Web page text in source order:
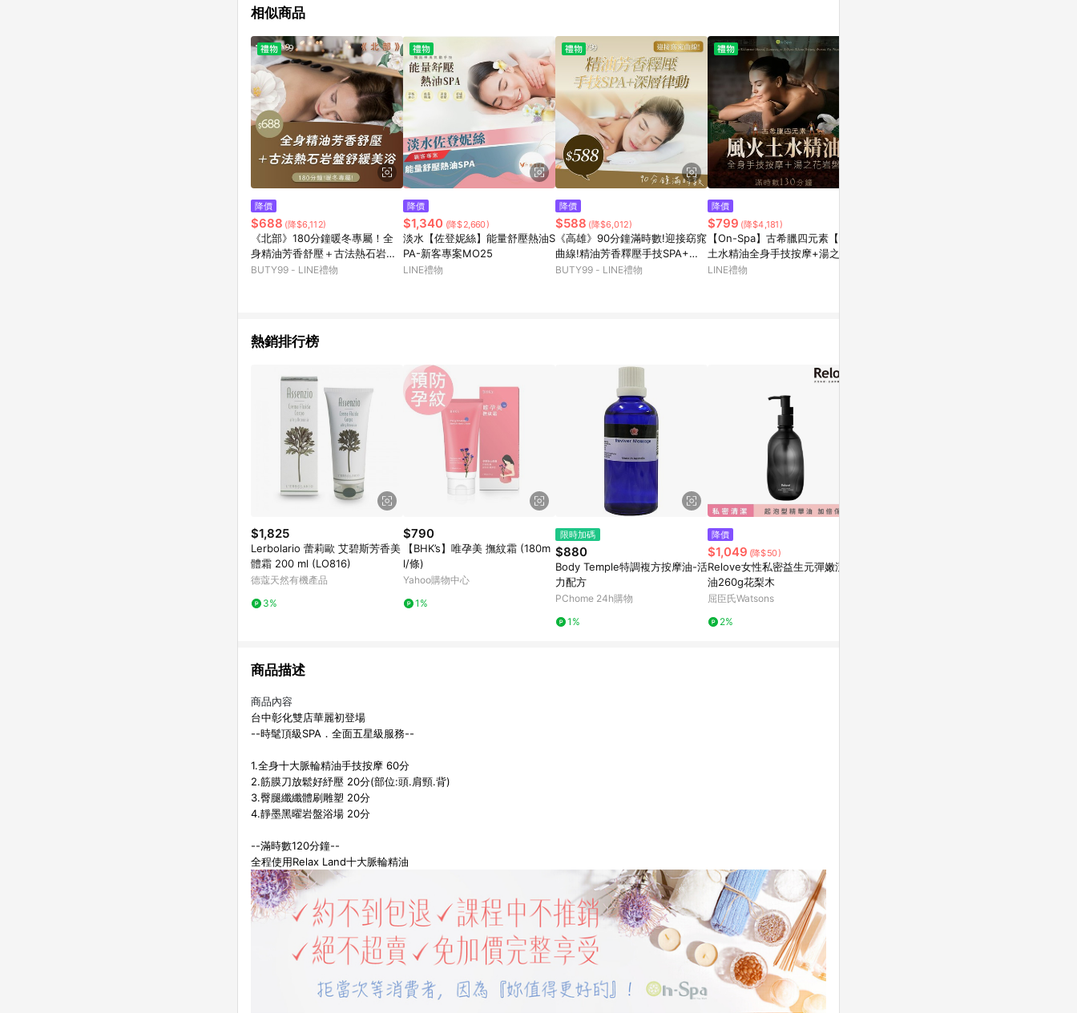
相似商品
降價
$688 (降$6,112)
《北部》180分鐘暖冬專屬！全
身精油芳香舒壓＋古法熱石岩盤
舒緩美浴,688元
BUTY99 - LINE禮物
降價
$1,340 (降$2,660)
淡水【佐登妮絲】能量舒壓熱油S
PA-新客專案MO25
LINE禮物
降價
$588 (降$6,012)
《高雄》90分鐘滿時數!迎接窈窕
曲線!精油芳香釋壓手技SPA+深
層律動,588元
BUTY99 - LINE禮物
降價
$799 (降$4,181)
【On-Spa】古希臘四元素【風火
土水精油全身手技按摩+湯之花
岩盤】滿時數130分鐘799元(彰
LINE禮物
熱銷排行榜
$1,825
Lerbolario 蕾莉歐 艾碧斯芳香美
體霜 200 ml (LO816)
德蔻天然有機產品
3%
$790
【BHK’s】唯孕美 撫紋霜 (180m
l/條)
Yahoo購物中心
1%
限時加碼
$880
Body Temple特調複方按摩油-活
力配方
PChome 24h購物
1%
降價
$1,049 (降$50)
Relove女性私密益生元彈嫩潔淨
油260g花梨木
屈臣氏Watsons
2%
商品描述
商品內容
台中彰化雙店華麗初登場
--時髦頂級SPA．全面五星級服務--
1.全身十大脈輪精油手技按摩 60分
2.筋膜刀放鬆好紓壓 20分(部位:頭.肩頸.背)
3.臀腿纖纖體刷雕塑 20分
4.靜墨黑曜岩盤浴場 20分
--滿時數120分鐘--
全程使用Relax Land十大脈輪精油